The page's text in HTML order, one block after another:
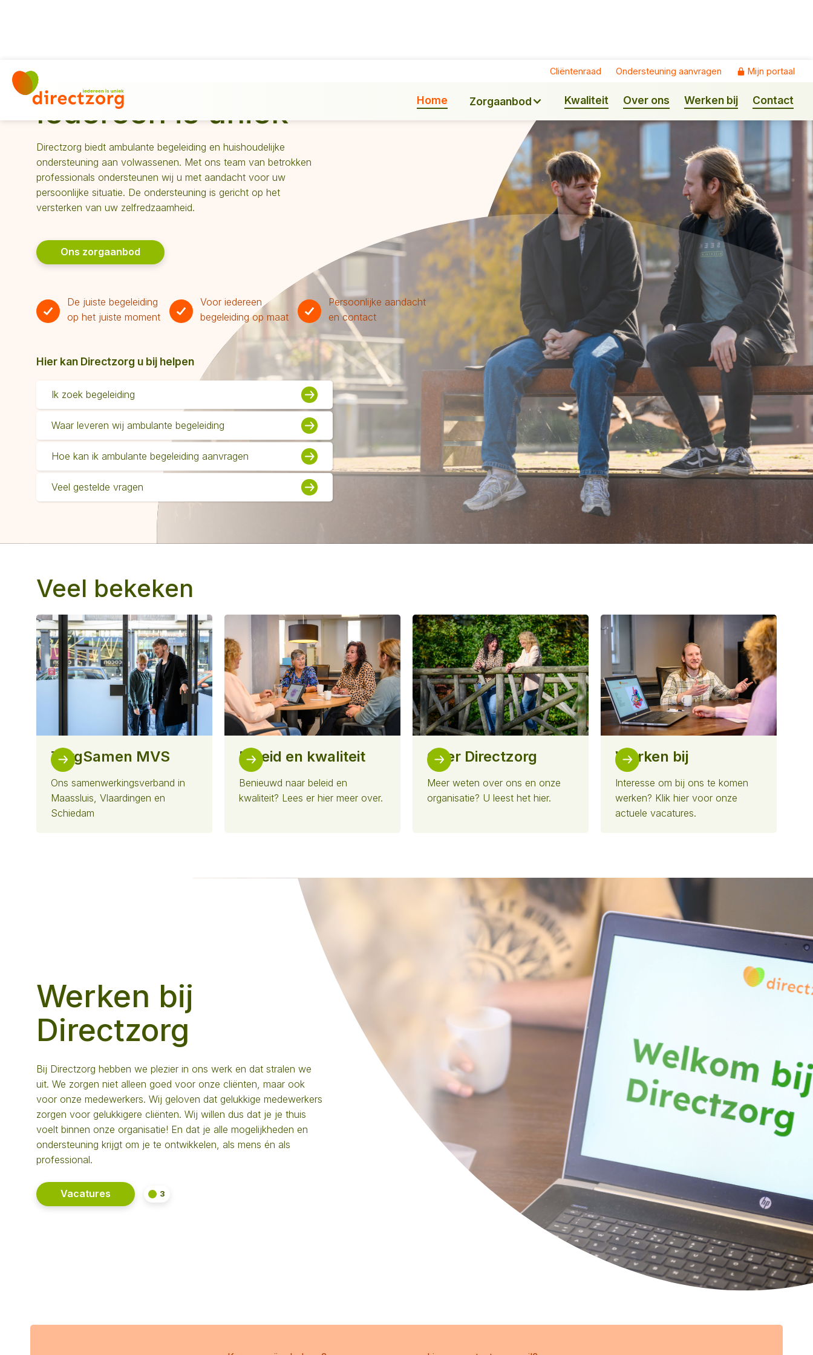
Cliëntenraad Ondersteuning aanvragen Mijn portaal
Home Zorgaanbod Kwaliteit Over ons Werken bij Contact
Iedereen is uniek
Directzorg biedt ambulante begeleiding en huishoudelijke
ondersteuning aan volwassenen. Met ons team van betrokken
professionals ondersteunen wij u met aandacht voor uw
persoonlijke situatie. De ondersteuning is gericht op het
versterken van uw zelfredzaamheid.
Ons zorgaanbod
De juiste begeleiding
op het juiste moment
Voor iedereen
begeleiding op maat
Persoonlijke aandacht
en contact
Hier kan Directzorg u bij helpen
Ik zoek begeleiding
Waar leveren wij ambulante begeleiding
Hoe kan ik ambulante begeleiding aanvragen
Veel gestelde vragen
Veel bekeken
ZorgSamen MVS
Ons samenwerkingsverband in
Maassluis, Vlaardingen en
Schiedam
Beleid en kwaliteit
Benieuwd naar beleid en
kwaliteit? Lees er hier meer over.
Over Directzorg
Meer weten over ons en onze
organisatie? U leest het hier.
Werken bij
Interesse om bij ons te komen
werken? Klik hier voor onze
actuele vacatures.
Werken bij
Directzorg
Bij Directzorg hebben we plezier in ons werk en dat stralen we
uit. We zorgen niet alleen goed voor onze cliënten, maar ook
voor onze medewerkers. Wij geloven dat gelukkige medewerkers
zorgen voor gelukkigere cliënten. Wij willen dus dat je je thuis
voelt binnen onze organisatie! En dat je alle mogelijkheden en
ondersteuning krijgt om je te ontwikkelen, als mens én als
professional.
Vacatures 3